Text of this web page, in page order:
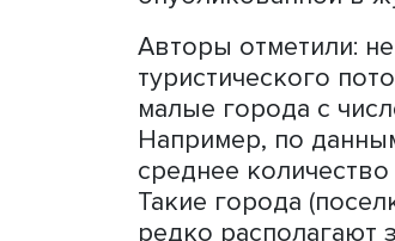
Заместитель
заместитель
Афанасьеваи
малые города
привлечения
изложили в
привлечения